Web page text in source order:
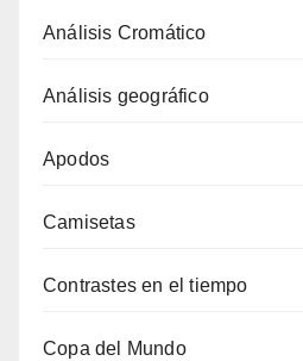
Análisis Cromático
Análisis geográfico
Apodos
Camisetas
Contrastes en el tiempo
Copa del Mundo